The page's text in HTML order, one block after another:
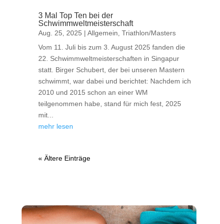
3 Mal Top Ten bei der
Schwimmweltmeisterschaft
Aug. 25, 2025 |Allgemein ,Triathlon/Masters
Vom 11. Juli bis zum 3. August 2025 fanden die
22. Schwimmweltmeisterschaften in Singapur
statt. Birger Schubert, der bei unseren Mastern
schwimmt, war dabei und berichtet: Nachdem ich
2010 und 2015 schon an einer WM
teilgenommen habe, stand für mich fest, 2025
mit...
mehr lesen
« Ältere Einträge